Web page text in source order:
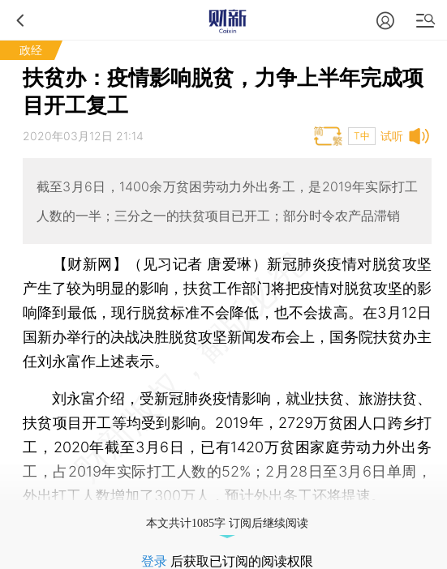
政经
扶贫办：疫情影响脱贫，力争上半年完成项
目开工复工
试听
2020年03月12日 21:14 T中
截至3月6日，1400余万贫困劳动力外出务工，是2019年实际打工
人数的一半；三分之一的扶贫项目已开工；部分时令农产品滞销
【财新网】（见习记者 唐爱琳） 新冠肺炎疫情对脱贫攻坚
产生了较为明显的影响，扶贫工作部门将把疫情对脱贫攻坚的影
响降到最低，现行脱贫标准不会降低，也不会拔高。在3月12日
国新办举行的决战决胜脱贫攻坚新闻发布会上，国务院扶贫办主
任刘永富作上述表示。
刘永富介绍，受新冠肺炎疫情影响，就业扶贫、旅游扶贫、
扶贫项目开工等均受到影响。2019年，2729万贫困人口跨乡打
工，2020年截至3月6日，已有1420万贫困家庭劳动力外出务
工，占2019年实际打工人数的52%；2月28日至3月6日单周，
外出打工人数增加了300万人，预计外出务工还将提速。
本文共计1085字 订阅后继续阅读
登录 后获取已订阅的阅读权限